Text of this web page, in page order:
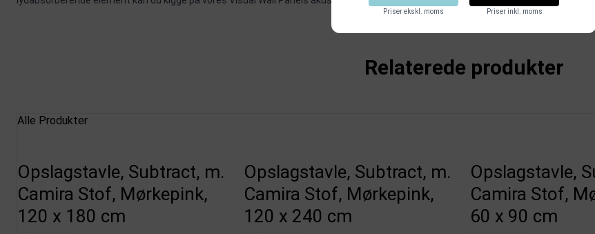
Relaterede produkter
Alle Produkter
Opslagstavle, Subtract, m.
Camira Stof, Mørkepink,
120 x 180 cm
Opslagstavle, Subtract, m.
Camira Stof, Mørkepink,
120 x 240 cm
Opslagstavle,
Camira Stof,
60 x 90 cm
Priser ekskl. moms Priser inkl. moms